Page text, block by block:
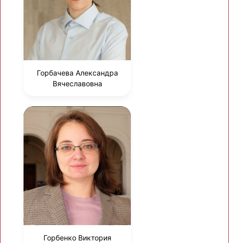
Горбачева Александра
Вячеславовна
Горбенко Виктория